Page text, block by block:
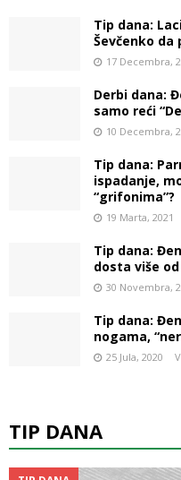
Tip dana:
Ševčenko da
17 Decembra,
Derbi dana:
samo reći
10 Decembra,
Tip dana:
ispadanje,
“grifonima”?
19 Marta, 2021
Tip dana:
dosta više
30 Novembra,
Tip dana:
nogama,
25 Jula, 2020
TIP DANA